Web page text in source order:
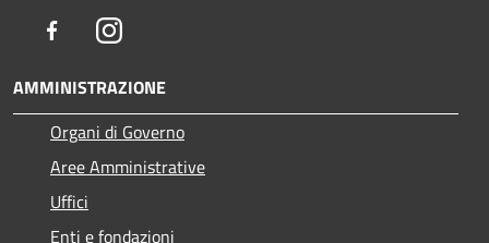
FacebookInstagram
AMMINISTRAZIONE
Organi di Governo
Aree Amministrative
Uffici
Enti e fondazioni